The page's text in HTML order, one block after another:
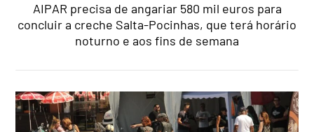
AIPAR precisa de angariar 580 mil euros para
concluir a creche Salta-Pocinhas, que terá horário
noturno e aos fins de semana